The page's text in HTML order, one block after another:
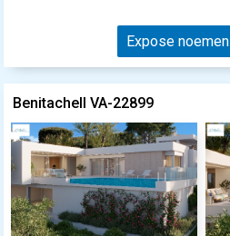
Expose noemen
Benitachell VA-22899